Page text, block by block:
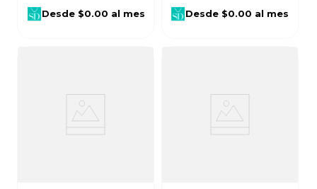
Desde$0.00 al mes Desde $0.00 al mes